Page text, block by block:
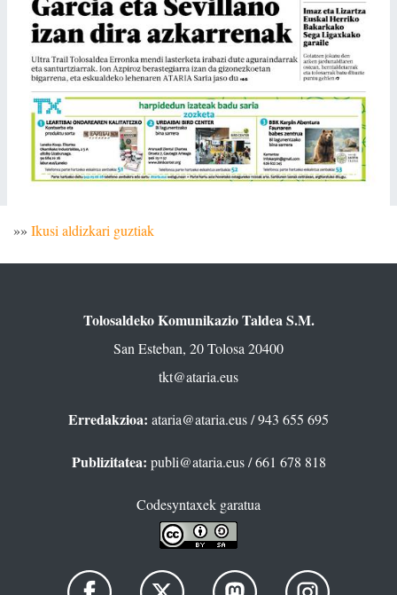
»» Ikusi aldizkari guztiak
Tolosaldeko Komunikazio Taldea S.M.
San Esteban, 20 Tolosa 20400
tkt@ataria.eus
Erredakzioa: ataria@ataria.eus/ 943 655 695
Publizitatea: publi@ataria.eus/ 661 678 818
Codesyntaxek garatua